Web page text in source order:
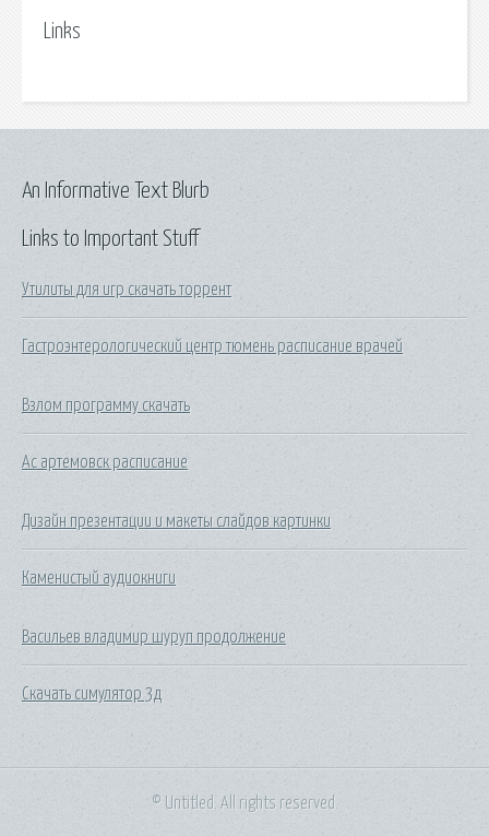
Links
Links to Important Stuff
Утилиты для игр скачать торрент
Гастроэнтерологический центр тюмень расписание врачей
Взлом программу скачать
Ас артемовск расписание
Дизайн презентации и макеты слайдов картинки
Каменистый аудиокниги
Васильев владимир шуруп продолжение
Скачать симулятор 3д
An Informative Text Blurb
© Untitled. All rights reserved.